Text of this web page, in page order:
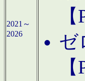
2021～
2026
ゼ